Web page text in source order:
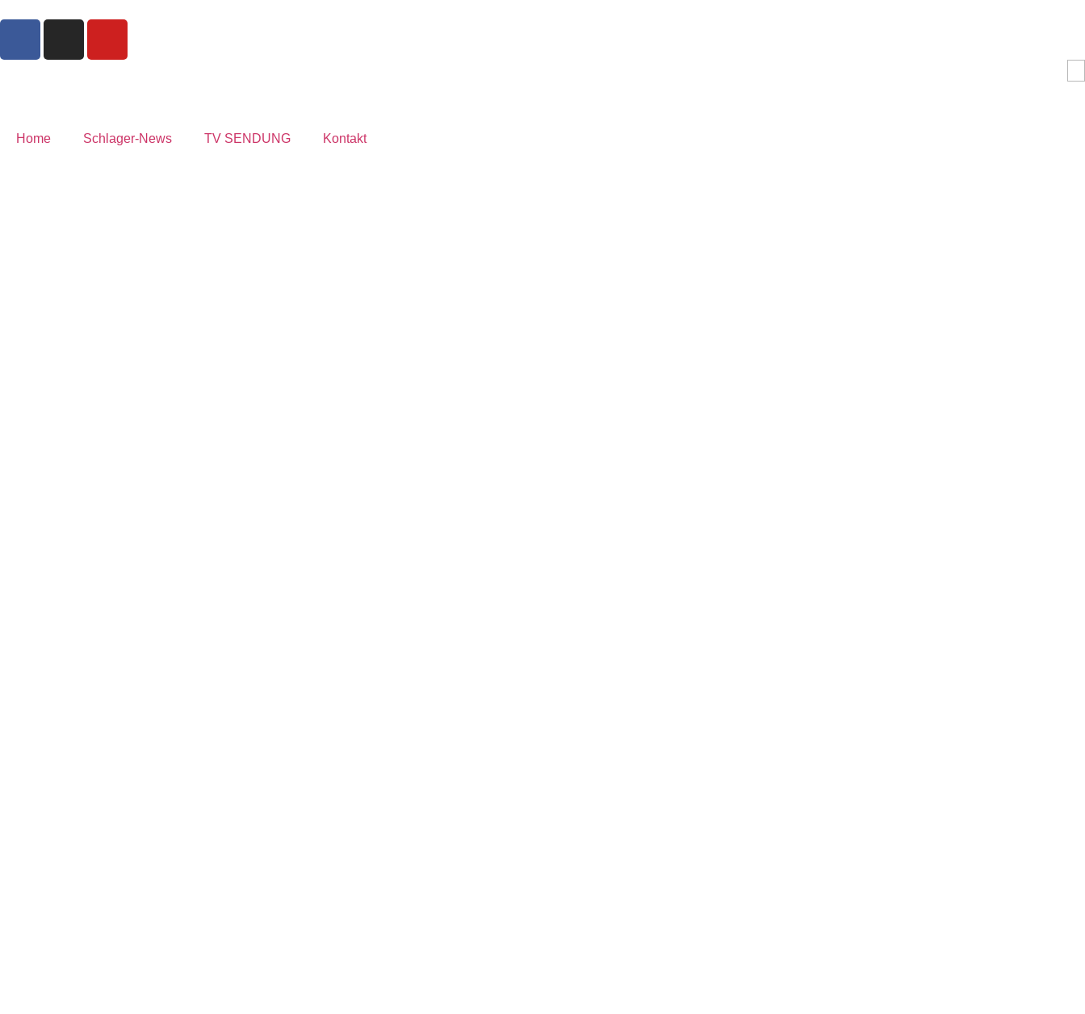
Home Schlager-News TV SENDUNG Kontakt